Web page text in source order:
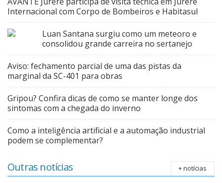
Internacional com Corpo de Bombeiros e Habitasul
Luan Santana surgiu como um meteoro e
consolidou grande carreira no sertanejo
Aviso: fechamento parcial de uma das pistas da
marginal da SC-401 para obras
Gripou? Confira dicas de como se manter longe dos
sintomas com a chegada do inverno
Como a inteligência artificial e a automação industrial
podem se complementar?
Outras notícias + notícias